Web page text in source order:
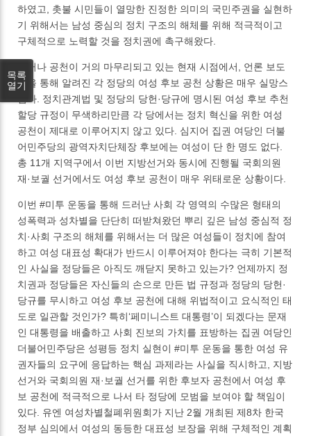
하였고, 촛불 시민들이 열망한 진정한 의미의 국민주권을 실현하
기 위해서는 남성 중심의 정치 구조의 해체를 위해 적극적이고
구체적으로 노력할 것을 정치권에 촉구해왔다.
그러나 공천이 거의 마무리되고 있는 현재 시점에서, 언론 보도
등을 통해 알려진 각 정당의 여성 후보 공천 상황은 매우 실망스
럽다. 정치관계법 및 정당의 당헌·당규에 명시된 여성 후보 추천
할당 규정이 무색하리만큼 각 당에서는 정치 혁신을 위한 여성
공천이 제대로 이루어지지 않고 있다. 심지어 집권 여당인 더불
어민주당의 광역자치단체장 후보에는 여성이 단 한 명도 없다.
총 11개 지역구에서 이번 지방선거와 동시에 진행될 국회의원
재·보궐 선거에서도 여성 후보 공천이 매우 위태로운 상황이다.
이번 #미투 운동을 통해 드러난 사회 각 영역의 수많은 형태의
성폭력과 성차별을 단단히 떠받쳐왔던 뿌리 깊은 남성 중심적 정
치·사회 구조의 해체를 위해서는 더 많은 여성들이 정치에 참여
하고 여성 대표성 확대가 반드시 이루어져야 한다는 극히 기본적
인 사실을 정당들은 아직도 깨닫지 못하고 있는가? 언제까지 정
치권과 정당들은 자신들의 손으로 만든 법 규정과 정당의 당헌·
당규를 무시하고 여성 후보 공천에 대해 위법적이고 요식적인 태
도로 일관할 것인가? 특히‘페미니스트 대통령’이 되겠다는 문재
인 대통령을 배출하고 사회 진보의 가치를 표방하는 집권 여당인
더불어민주당은 성평등 정치 실현이 #미투 운동을 통한 여성 유
권자들의 요구에 응답하는 핵심 과제라는 사실을 직시하고, 지방
선거와 국회의원 재·보궐 선거를 위한 후보자 공천에서 여성 후
보 공천에 적극적으로 나서 타 정당에 모범을 보여야 할 책임이
있다. 유엔 여성차별철폐위원회가 지난 2월 개최된 제8차 한국
정부 심의에서 여성의 동등한 대표성 보장을 위해 구체적인 계획
목록
열기